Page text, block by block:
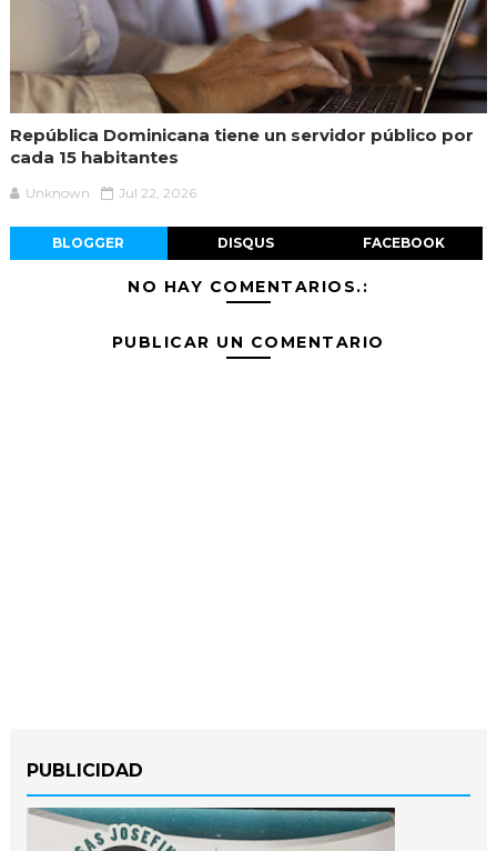
República Dominicana tiene un servidor público por
cada 15 habitantes
Unknown Jul 22, 2026
BLOGGER DISQUS FACEBOOK
NO HAY COMENTARIOS.:
PUBLICAR UN COMENTARIO
PUBLICIDAD